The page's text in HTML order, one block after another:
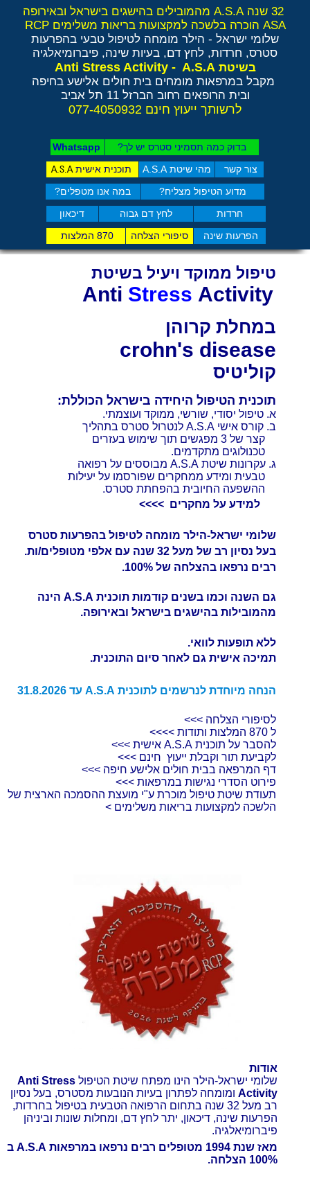
צור קשר מהי שיטת A.S.A תוכנית אישיתA.S.A
חרדות לחץ דם גבוה דיכאון
מדוע הטיפול מצליח? במה אנו מטפלים?
הפרעות שינה סיפורי הצלחה 870 המלצות
בדוק כמה תסמיני סט​רס יש לך? Whatsapp
32 שנה A.S.A מהמובילים בהישגים בישראל ובאירופה
ASA הוכרה בלשכה למקצועות בריאות משלימים RCP
שלומי ישראל - הילר מומחה לטיפול טבעי בהפרעות
סטרס, חרדות, לחץ דם, בעיות שינה, פיברומיאלגיה
בשיטת Anti Stress Activity - A.S.A
מקבל במרפאות מומחים בית חולים אלישע בחיפה
ובית הרופאים רחוב הברזל 11 תל אביב
לרשותך ייעוץ חינם 077-4050932
טיפול ממוקד ויעיל בשיטת
Anti Stress Activity
במחלת קרוהן
crohn's disease
קוליטיס
תוכנית הטיפול היחידה בישראל הכוללת:
א. טיפול יסודי, שורשי, ממוקד ועוצמתי.
ב. קורס אישי A.S.A לנטרול סטרס בתהליך
קצר של 3 מפגשים תוך שימוש בעזרים
טכנולוגים מתקדמים.
ג. עקרונות שיטת A.S.A מבוססים על רפואה
טבעית ומידע ממחקרים שפורסמו על יעילות
ההשפעה החיובית בהפחתת סטרס.
למידע על מחקרים >>>>
שלומי ישראל-הילר מומחה לטיפול בהפרעות סטרס
בעל נסיון רב של מעל 32 שנה עם אלפי מטופלים/ות.
רבים נרפאו בהצלחה של 100%.
גם השנה וכמו בשנים קודמות תוכנית A.S.A הינה
מהמובילות בהישגים בישראל ובאירופה.
ללא תופעות לוואי.
תמיכה אישית גם לאחר סיום התוכנית.
הנחה מיוחדת לנרשמים לתוכנית A.S.A עד 31.8.2026
לסיפורי הצלחה >>>
ל 870 המלצות ותודות >>>>
להסבר על תוכנית A.S.A אישית >>>
לקביעת תור וקבלת ייעוץ חינם >>>
דף המרפאה בבית חולים אלישע חיפה >>>
פירוט הסדרי נגישות במרפאות >>>
תעודת שיטת טיפול מוכרת ע"י מועצת ההסמכה הארצית של
הלשכה למקצועות בריאות משלימים >
אודות
שלומי ישראל-הילר הינו מפתח שיטת הטיפול Anti Stress
Activityומומחה לפתרון בעיות הנובעות מסטרס, בעל נסיון
רב מעל 32 שנה בתחום הרפואה הטבעית בטיפול בחרדות,
הפרעות שינה, דיכאון, יתר לחץ דם, ומחלות שונות וביניהן
פיברומיאלגיה.
מאז שנת 1994 מטופלים רבים נרפאו במרפאות A.S.A ב
100% הצלחה.